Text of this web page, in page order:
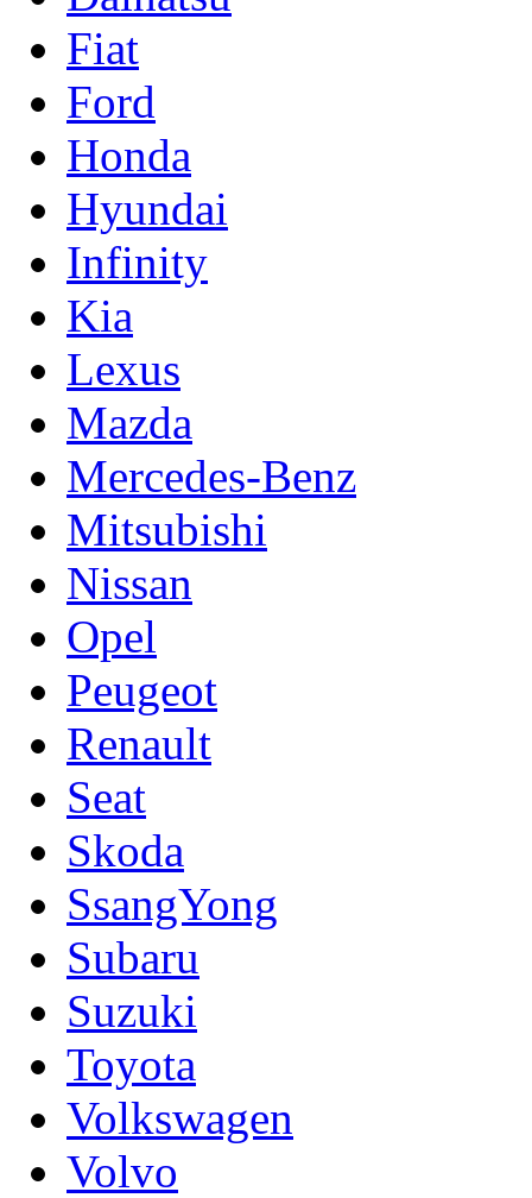
Fiat
Ford
Honda
Hyundai
Infinity
Kia
Lexus
Mazda
Mercedes-Benz
Mitsubishi
Nissan
Opel
Peugeot
Renault
Seat
Skoda
SsangYong
Subaru
Suzuki
Toyota
Volkswagen
Volvo